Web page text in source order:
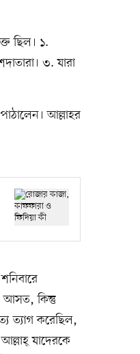
ছিল। ১.
৩. যারা
আল্লাহর
আসত, কিন্তু
ত্যাগ করেছিল,
যাদেরকে